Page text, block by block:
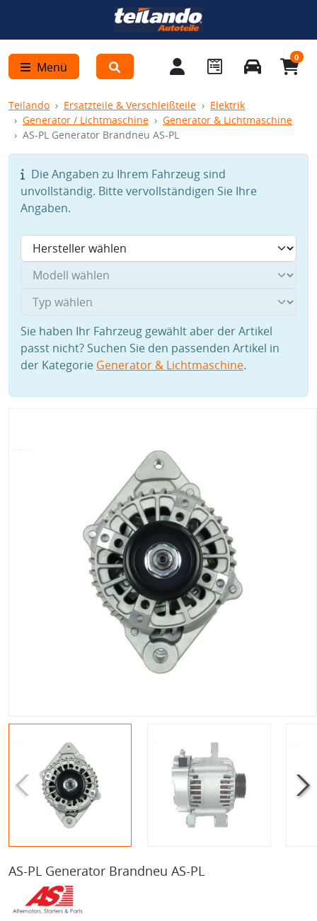
Menü
0
Teilando Ersatzteile & Verschleißteile
Elektrik
Generator / Lichtmaschine
Generator & Lichtmaschine
AS-PL Generator Brandneu AS-PL
Die Angaben zu Ihrem Fahrzeug sind
unvollständig. Bitte vervollständigen Sie Ihre
Angaben.
Sie haben Ihr Fahrzeug gewählt aber der Artikel
passt nicht? Suchen Sie den passenden Artikel in
der Kategorie Generator & Lichtmaschine.
AS-PL Generator Brandneu AS-PL